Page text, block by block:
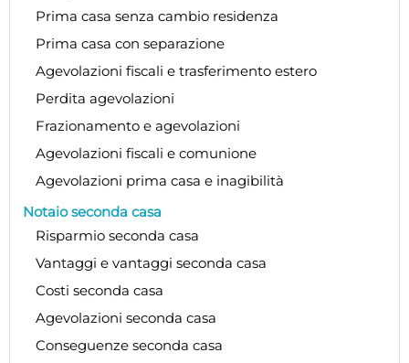
Prima casa senza cambio residenza
Prima casa con separazione
Agevolazioni fiscali e trasferimento estero
Perdita agevolazioni
Frazionamento e agevolazioni
Agevolazioni fiscali e comunione
Agevolazioni prima casa e inagibilità
Notaio seconda casa
Risparmio seconda casa
Vantaggi e vantaggi seconda casa
Costi seconda casa
Agevolazioni seconda casa
Conseguenze seconda casa